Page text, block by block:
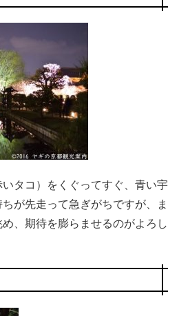
タコ）をくぐってすぐ、青い宇
が先走って急ぎがちですが、ま
、期待を膨らませるのがよろし